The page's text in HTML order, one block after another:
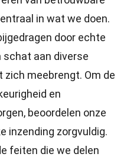
in wat we doen.
door echte
schat aan diverse
meebrengt. Om de
en
beoordelen onze
inzending zorgvuldig.
feiten die we delen